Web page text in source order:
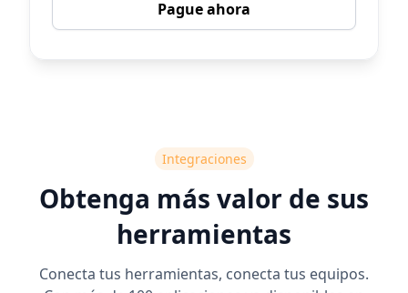
Pague ahora
Integraciones
Obtenga más valor de sus
herramientas
Conecta tus herramientas, conecta tus equipos.